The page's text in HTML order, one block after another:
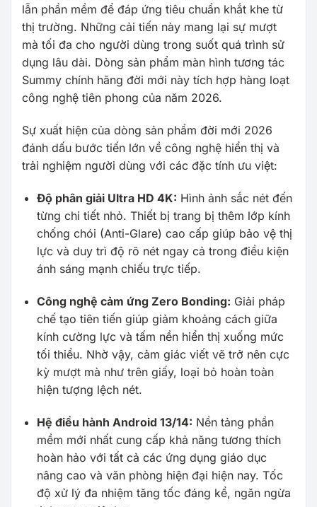
lẫn phần mềm để đáp ứng tiêu chuẩn khắt khe từ
thị trường. Những cải tiến này mang lại sự mượt
mà tối đa cho người dùng trong suốt quá trình sử
dụng lâu dài. Dòng sản phẩm màn hình tương tác
Summy chính hãng đời mới này tích hợp hàng loạt
công nghệ tiên phong của năm 2026.
Sự xuất hiện của dòng sản phẩm đời mới 2026
đánh dấu bước tiến lớn về công nghệ hiển thị và
trải nghiệm người dùng với các đặc tính ưu việt:
Độ phân giải Ultra HD 4K: Hình ảnh sắc nét đến
từng chi tiết nhỏ. Thiết bị trang bị thêm lớp kính
chống chói (Anti-Glare) cao cấp giúp bảo vệ thị
lực và duy trì độ rõ nét ngay cả trong điều kiện
ánh sáng mạnh chiếu trực tiếp.
Công nghệ cảm ứng Zero Bonding: Giải pháp
chế tạo tiên tiến giúp giảm khoảng cách giữa
kính cường lực và tấm nền hiển thị xuống mức
tối thiểu. Nhờ vậy, cảm giác viết vẽ trở nên cực
kỳ mượt mà như trên giấy, loại bỏ hoàn toàn
hiện tượng lệch nét.
Hệ điều hành Android 13/14: Nền tảng phần
mềm mới nhất cung cấp khả năng tương thích
hoàn hảo với tất cả các ứng dụng giáo dục
nâng cao và văn phòng hiện đại hiện nay. Tốc
độ xử lý đa nhiệm tăng tốc đáng kể, ngăn ngừa